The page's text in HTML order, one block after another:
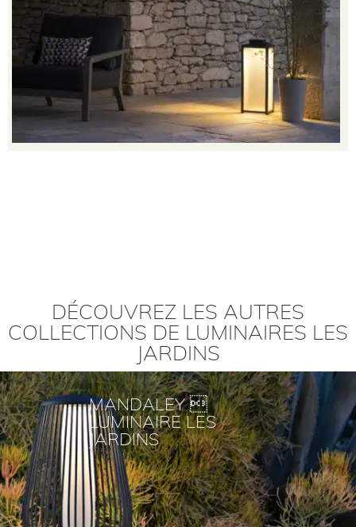
DÉCOUVREZ LES AUTRES
COLLECTIONS DE LUMINAIRES LES
JARDINS
MANDALEY 
LUMINAIRE LES
JARDINS